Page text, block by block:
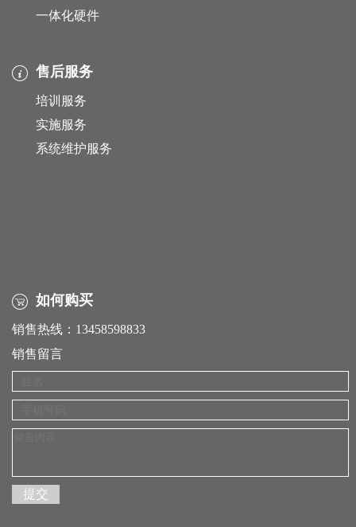
一体化硬件
售后服务
培训服务
实施服务
系统维护服务
如何购买
销售热线：13458598833
销售留言